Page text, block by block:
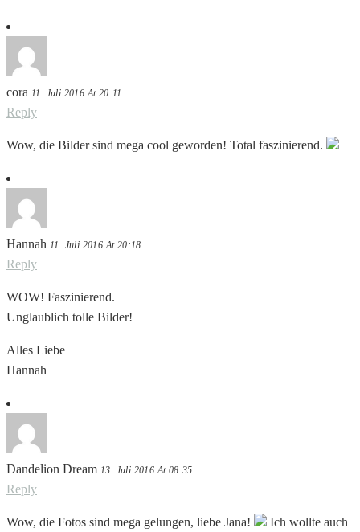
cora 11. Juli 2016 At 20:11
Reply
Wow, die Bilder sind mega cool geworden! Total faszinierend.
Hannah 11. Juli 2016 At 20:18
Reply
WOW! Faszinierend.
Unglaublich tolle Bilder!
Alles Liebe
Hannah
Dandelion Dream 13. Juli 2016 At 08:35
Reply
Wow, die Fotos sind mega gelungen, liebe Jana! Ich wollte auch